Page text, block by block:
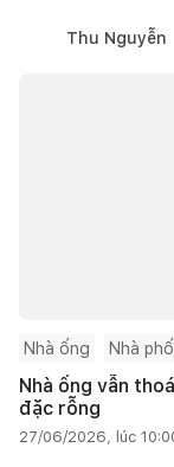
Thu Nguyễn
Nhà ống Nhà phố
Nhà ống vẫn
đặc rỗng
27/06/2026, lúc